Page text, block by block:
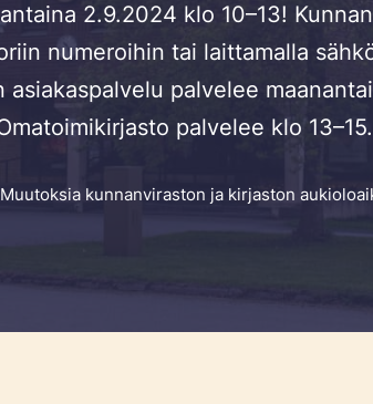
2.9.2024 klo 10–13!
numeroihin tai laittamalla
palvelee
palvelee klo 13–15.
Muutoksia kunnanviraston ja kirjaston